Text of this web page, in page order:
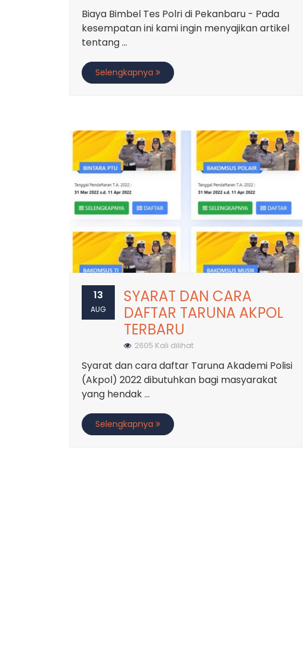
Biaya Bimbel Tes Polri di Pekanbaru - Pada
kesempatan ini kami ingin menyajikan artikel
tentang ...
Selengkapnya
13
AUG
SYARAT DAN CARA
DAFTAR TARUNA AKPOL
TERBARU
2605 Kali dilihat
Syarat dan cara daftar Taruna Akademi Polisi
(Akpol) 2022 dibutuhkan bagi masyarakat
yang hendak ...
Selengkapnya